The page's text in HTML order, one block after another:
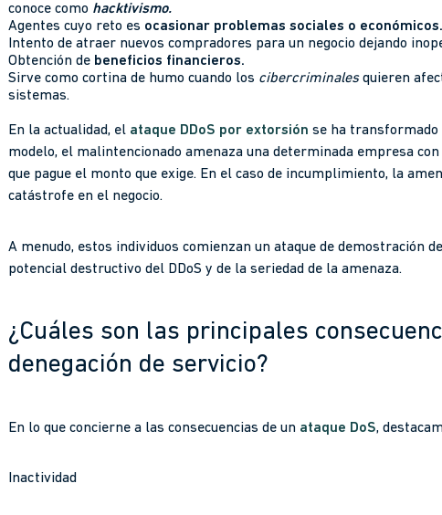
conoce como hacktivismo.
Agentes cuyo reto es ocasionar problemas sociales o económicos.
Intento de atraer nuevos compradores para un negocio dejando
Obtención de beneficios financieros.
Sirve como cortina de humo cuando los cibercriminalesquieren
sistemas.
En la actualidad, el ataque DDoS por extorsión se ha transformado
modelo, el malintencionado amenaza una determinada empresa
que pague el monto que exige. En el caso de incumplimiento, la
catástrofe en el negocio.
A menudo, estos individuos comienzan un ataque de demostración
potencial destructivo del DDoS y de la seriedad de la amenaza.
¿Cuáles son las principales
denegación de servicio?
En lo que concierne a las consecuencias de un ataque DoS,
Inactividad